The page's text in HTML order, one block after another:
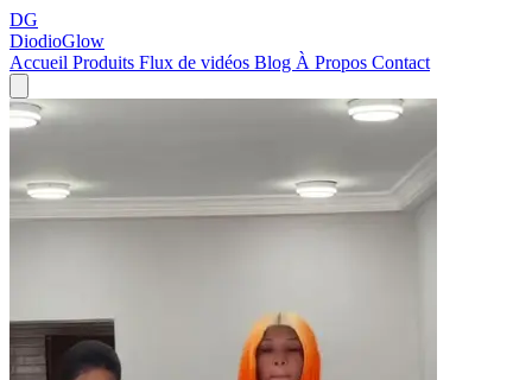
DG
DiodioGlow
Accueil Produits Flux de vidéos Blog À Propos Contact